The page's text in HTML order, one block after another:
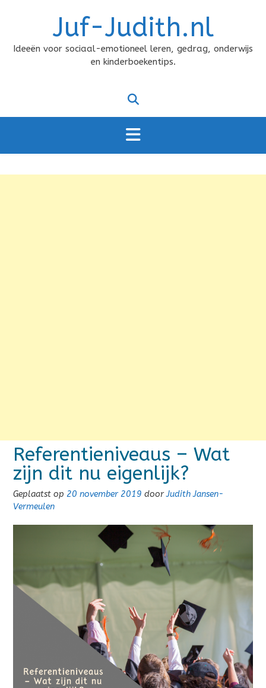
Juf-Judith.nl
Ideeën voor sociaal-emotioneel leren, gedrag, onderwijs
en kinderboekentips.
Referentieniveaus – Wat
zijn dit nu eigenlijk?
Geplaatst op 20 november 2019 doorJudith Jansen-
Vermeulen